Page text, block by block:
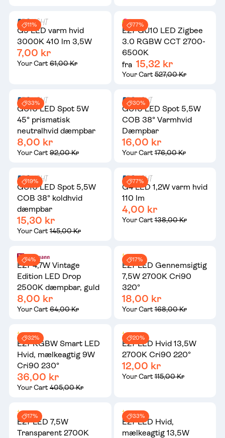
11%
G9 LED varm hvid
3000K 410 lm 3,5W
7,00 kr
Your Cart61,00 Kr
77%
E27 GU10 LED Zigbee
3.0 RGBW CCT 2700-
6500K
fra 15,32 kr
Your Cart527,00 Kr
33%
GU10 LED Spot 5W
45° prismatisk
neutralhvid dæmpbar
8,00 kr
Your Cart92,00 Kr
30%
GU10 LED Spot 5,5W
COB 38° Varmhvid
Dæmpbar
16,00 kr
Your Cart176,00 Kr
19%
GU10 LED Spot 5,5W
COB 38° koldhvid
dæmpbar
15,30 kr
Your Cart145,00 Kr
77%
G4 LED 1,2W varm hvid
110 lm
4,00 kr
Your Cart138,00 Kr
4%
E27 4,7W Vintage
Edition LED Drop
2500K dæmpbar, guld
8,00 kr
Your Cart64,00 Kr
17%
E27 LED Gennemsigtig
7,5W 2700K Cri90
320°
18,00 kr
Your Cart168,00 Kr
32%
E27 RGBW Smart LED
Hvid, mælkeagtig 9W
Cri90 230°
36,00 kr
Your Cart405,00 Kr
20%
E27 LED Hvid 13,5W
2700K Cri90 220°
12,00 kr
Your Cart115,00 Kr
17%
E27 LED 7,5W
Transparent 2700K
33%
E27 LED Hvid,
mælkeagtig 13,5W